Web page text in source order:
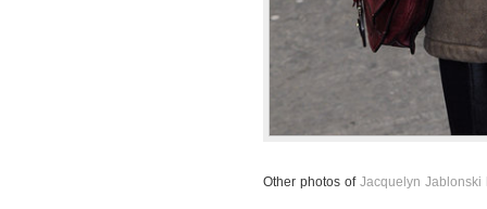
Other photos of Jacquelyn Jablonski